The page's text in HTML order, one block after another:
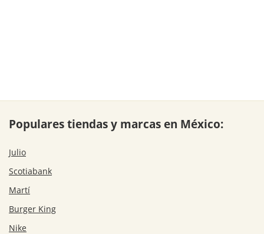
Populares tiendas y marcas en México:
Julio
Scotiabank
Martí
Burger King
Nike